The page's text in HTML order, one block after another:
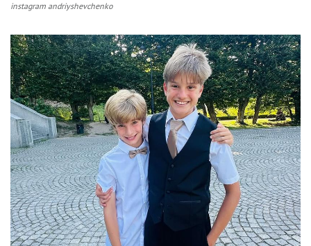
instagram andriyshevchenko